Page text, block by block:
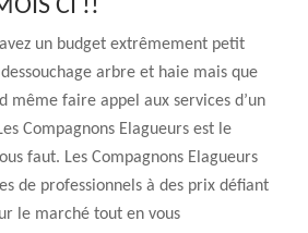
CI !!
un budget extrêmement petit
arbre et haie mais que
même faire appel aux services d’un
Compagnons Elagueurs est le
faut. Les Compagnons Elagueurs
de professionnels à des prix défiant
le marché tout en vous